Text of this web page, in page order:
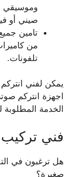
وموسيقي
صيني أو
تامين
من
تلفونات.
يمكن لفني
اجهزة انتركم
الخدمة المطلوبة
فني
هل ترغبون في
صغيرة؟